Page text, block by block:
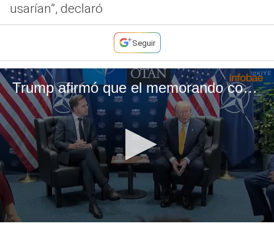
usarían”, declaró
Seguir
Trump afirmó que el memorando con Irán “se terminó” y calificó al régimen de Teheran como "enfermo"